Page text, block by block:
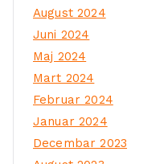
August 2024
Juni 2024
Maj 2024
Mart 2024
Februar 2024
Januar 2024
Decembar 2023